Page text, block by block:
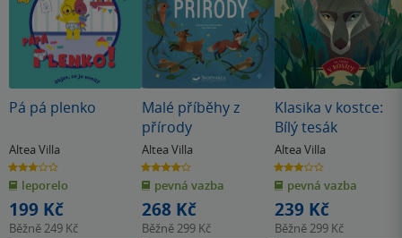
Pá pá plenko
Altea Villa
2.8
z
5
hvězdiček
leporelo
199 Kč
Běžně249 Kč
Malé příběhy z
přírody
Altea Villa
4.0
z
5
hvězdiček
pevná vazba
268 Kč
Běžně299 Kč
Klasika v kostce:
Bílý tesák
Altea Villa
3.0
z
5
hvězdiček
pevná vazba
239 Kč
Běžně299 Kč